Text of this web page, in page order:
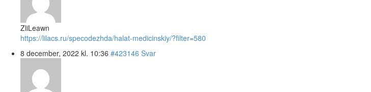
ZliLeawn
https://lilacs.ru/specodezhda/halat-medicinskiy/?filter=580
8 december, 2022 kl. 10:36 #423146 Svar